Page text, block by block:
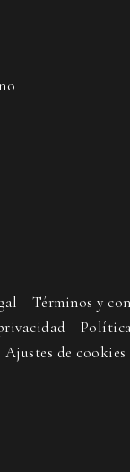
Términos y
Ajustes de cookies